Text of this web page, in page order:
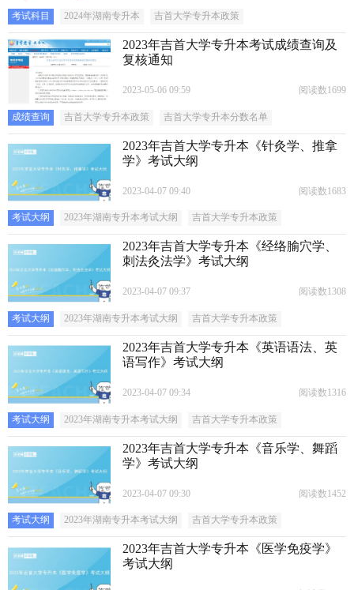
考试科目 2024年湖南专升本 吉首大学专升本政策
2023年吉首大学专升本考试成绩查询及
复核通知
2023-05-06 09:59 阅读数1699
成绩查询 吉首大学专升本政策 吉首大学专升本分数名单
2023年吉首大学专升本《针灸学、推拿
学》考试大纲
2023-04-07 09:40 阅读数1683
考试大纲 2023年湖南专升本考试大纲 吉首大学专升本政策
2023年吉首大学专升本《经络腧穴学、
刺法灸法学》考试大纲
2023-04-07 09:37 阅读数1308
考试大纲 2023年湖南专升本考试大纲 吉首大学专升本政策
2023年吉首大学专升本《英语语法、英
语写作》考试大纲
2023-04-07 09:34 阅读数1316
考试大纲 2023年湖南专升本考试大纲 吉首大学专升本政策
2023年吉首大学专升本《音乐学、舞蹈
学》考试大纲
2023-04-07 09:30 阅读数1452
考试大纲 2023年湖南专升本考试大纲 吉首大学专升本政策
2023年吉首大学专升本《医学免疫学》
考试大纲